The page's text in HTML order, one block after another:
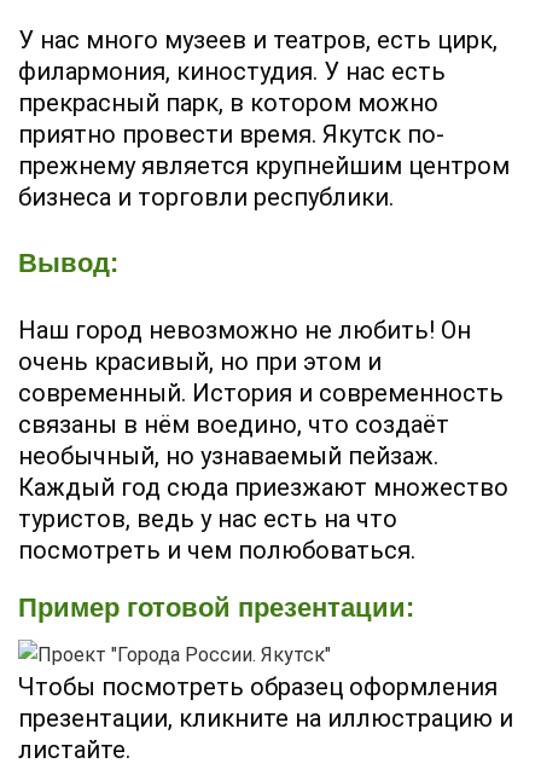
У нас много музеев и театров, есть цирк,
филармония, киностудия. У нас есть
прекрасный парк, в котором можно
приятно провести время. Якутск по-
прежнему является крупнейшим центром
бизнеса и торговли республики.
Вывод:
Наш город невозможно не любить! Он
очень красивый, но при этом и
современный. История и современность
связаны в нём воедино, что создаёт
необычный, но узнаваемый пейзаж.
Каждый год сюда приезжают множество
туристов, ведь у нас есть на что
посмотреть и чем полюбоваться.
Пример готовой презентации:
Чтобы посмотреть образец оформления
презентации, кликните на иллюстрацию и
листайте.